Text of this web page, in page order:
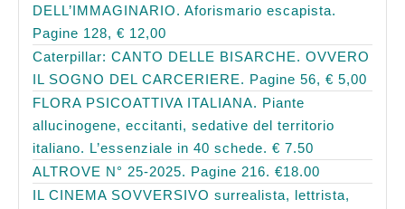
DELL’IMMAGINARIO. Aforismario escapista.
Pagine 128, € 12,00
Caterpillar: CANTO DELLE BISARCHE. OVVERO
IL SOGNO DEL CARCERIERE. Pagine 56, € 5,00
FLORA PSICOATTIVA ITALIANA. Piante
allucinogene, eccitanti, sedative del territorio
italiano. L’essenziale in 40 schede. € 7.50
ALTROVE N° 25-2025. Pagine 216. €18.00
IL CINEMA SOVVERSIVO surrealista, lettrista,